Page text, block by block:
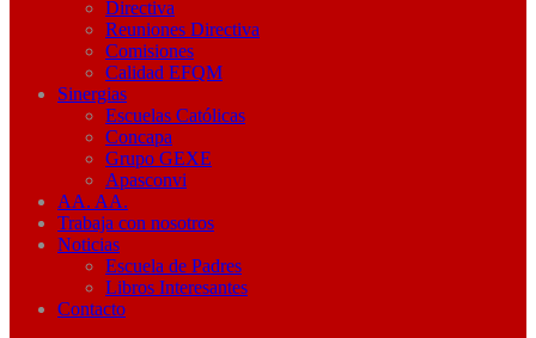
Directiva
Reuniones Directiva
Comisiones
Calidad EFQM
Sinergias
Escuelas Católicas
Concapa
Grupo GEXE
Apasconvi
AA. AA.
Trabaja con nosotros
Noticias
Escuela de Padres
Libros Interesantes
Contacto